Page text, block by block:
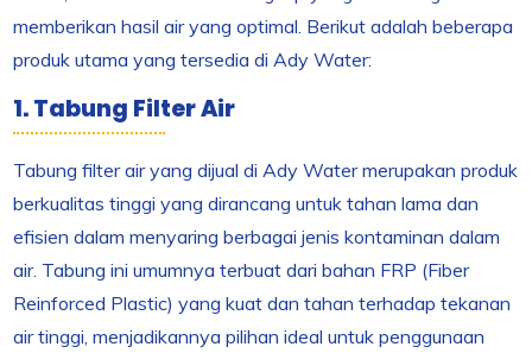
memberikan hasil air yang optimal. Berikut adalah beberapa
produk utama yang tersedia di Ady Water:
1. Tabung Filter Air
Tabung filter air yang dijual di Ady Water merupakan produk
berkualitas tinggi yang dirancang untuk tahan lama dan
efisien dalam menyaring berbagai jenis kontaminan dalam
air. Tabung ini umumnya terbuat dari bahan FRP (Fiber
Reinforced Plastic) yang kuat dan tahan terhadap tekanan
air tinggi, menjadikannya pilihan ideal untuk penggunaan